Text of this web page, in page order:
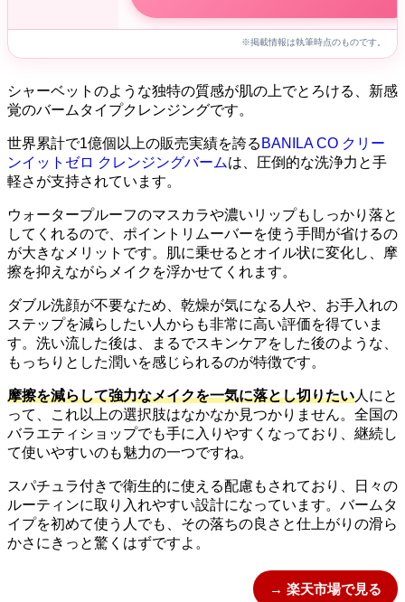
※掲載情報は執筆時点のものです。
シャーベットのような独特の質感が肌の上でとろける、新感
覚のバームタイプクレンジングです。
世界累計で1億個以上の販売実績を誇る BANILA CO クリー
ンイットゼロ クレンジングバームは、圧倒的な洗浄力と手
軽さが支持されています。
ウォータープルーフのマスカラや濃いリップもしっかり落と
してくれるので、ポイントリムーバーを使う手間が省けるの
が大きなメリットです。肌に乗せるとオイル状に変化し、摩
擦を抑えながらメイクを浮かせてくれます。
ダブル洗顔が不要なため、乾燥が気になる人や、お手入れの
ステップを減らしたい人からも非常に高い評価を得ていま
す。洗い流した後は、まるでスキンケアをした後のような、
もっちりとした潤いを感じられるのが特徴です。
摩擦を減らして強力なメイクを一気に落とし切りたい人にと
って、これ以上の選択肢はなかなか見つかりません。全国の
バラエティショップでも手に入りやすくなっており、継続し
て使いやすいのも魅力の一つですね。
スパチュラ付きで衛生的に使える配慮もされており、日々の
ルーティンに取り入れやすい設計になっています。バームタ
イプを初めて使う人でも、その落ちの良さと仕上がりの滑ら
かさにきっと驚くはずですよ。
→ 楽天市場で見る